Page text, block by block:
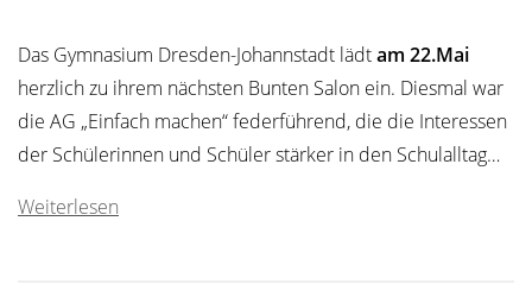
Das Gymnasium Dresden-Johannstadt lädtam 22.Mai
herzlich zu ihrem nächsten Bunten Salon ein. Diesmal war
die AG „Einfach machen“ federführend, die die Interessen
der Schülerinnen und Schüler stärker in den Schulalltag…
Weiterlesen